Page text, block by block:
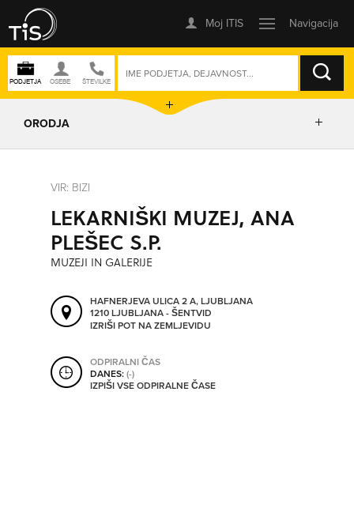
ISKANJE
ORODJA
IZRIŠI POT
POŠLJI SMS
ORODJA
SHRANI V MOJ ITIS
VIR: BIZI
LEKARNIŠKI MUZEJ, ANA
PLEŠEC S.P.
MUZEJI IN GALERIJE
HAFNERJEVA ULICA 2 A, LJUBLJANA
1210 LJUBLJANA - ŠENTVID
IZRIŠI POT NA ZEMLJEVIDU
ODPIRALNI ČAS
DANES:(-)
IZPIŠI VSE ODPIRALNE ČASE